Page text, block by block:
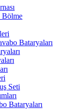
Bölme
Bataryaları
Seti
Bataryaları